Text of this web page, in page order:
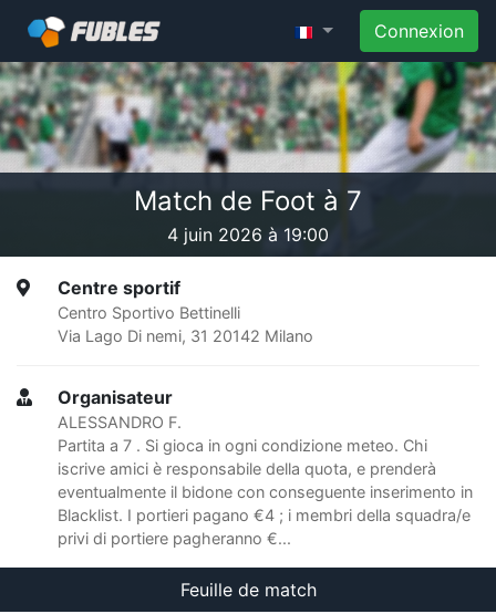
Connexion
Match de Foot à 7
4 juin 2026 à 19:00
Centre sportif
Centro Sportivo Bettinelli
Via Lago Di nemi, 31 20142 Milano
Organisateur
ALESSANDRO F.
Partita a 7 . Si gioca in ogni condizione meteo. Chi
iscrive amici è responsabile della quota, e prenderà
eventualmente il bidone con conseguente inserimento in
Blacklist. I portieri pagano €4 ; i membri della squadra/e
privi di portiere pagheranno €...
Feuille de match